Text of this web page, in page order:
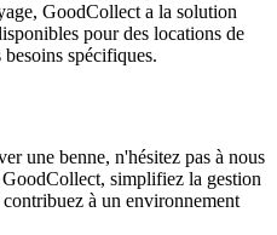
GoodCollect a la solution
pour des locations de
spécifiques.
une benne, n'hésitez pas à nous
simplifiez la gestion
à un environnement